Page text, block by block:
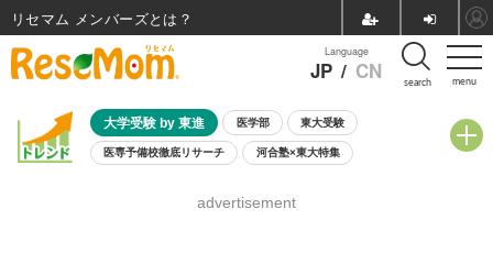
menu
Language
JP / CN search
大学受験 by 東進 医学部 東大受験
医専予備校徹底リサーチ 河合塾×東大特集
8月開催学校説明会・相談会
advertisement
リセマム メンバーズ